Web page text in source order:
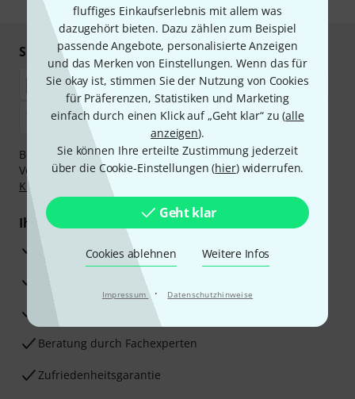
fluffiges Einkaufserlebnis mit allem was
dazugehört bieten. Dazu zählen zum Beispiel
passende Angebote, personalisierte Anzeigen
und das Merken von Einstellungen. Wenn das für
Sie okay ist, stimmen Sie der Nutzung von Cookies
für Präferenzen, Statistiken und Marketing
einfach durch einen Klick auf „Geht klar“ zu (alle
anzeigen).
Sie können Ihre erteilte Zustimmung jederzeit
über die Cookie-Einstellungen (hier) widerrufen.
Geht klar
Cookies ablehnen Weitere Infos
Impressum · Datenschutzhinweise
Sicher einkaufen & bezahlen
Bezahlen Sie vertraulich und sicher per Nachnahme,
Vorkasse, PayPal, Amazon Pay,Klarna Sofort bezahlen
Klarna Ratenzahlung
Ihre Vorteile
3 Jahre Thomann Garantie
30 Tage Money-Back-Garantie
Beratung durch Fachexperten
Zufriedenheitsgarantie